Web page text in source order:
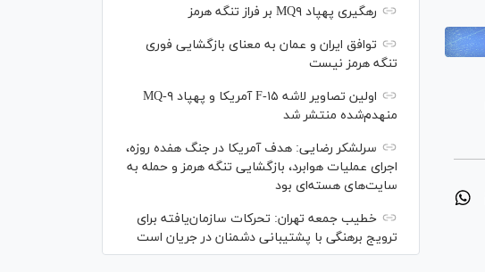
رهگیری پهپاد MQ۹ بر فراز تنگه هرمز
توافق ایران و عمان به معنای بازگشایی فوری
تنگه هرمز نیست
اولین تصاویر لاشه F-۱۵ آمریکا و پهپاد MQ-۹
منهدم‌شده منتشر شد
سرلشکر رضایی: هدف آمریکا در جنگ هفده روزه،
اجرای عملیات هوابرد، بازگشایی تنگه هرمز و حمله به
سایت‌های هسته‌ای بود
خطیب جمعه تهران: تحرکات سازمان‌یافته برای
ترویج برهنگی با پشتیبانی دشمنان در جریان است